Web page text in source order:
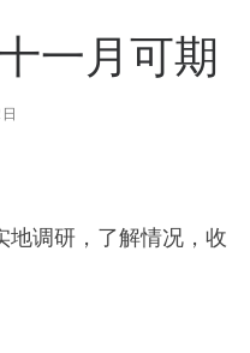
一月可期
地调研，了解情况，收